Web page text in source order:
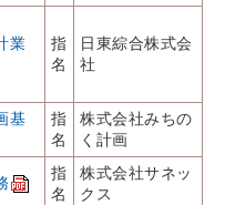
業
指
名
日東綜合株式会
社
基
指
名
株式会社みちの
く計画
指
名
株式会社サネッ
クス